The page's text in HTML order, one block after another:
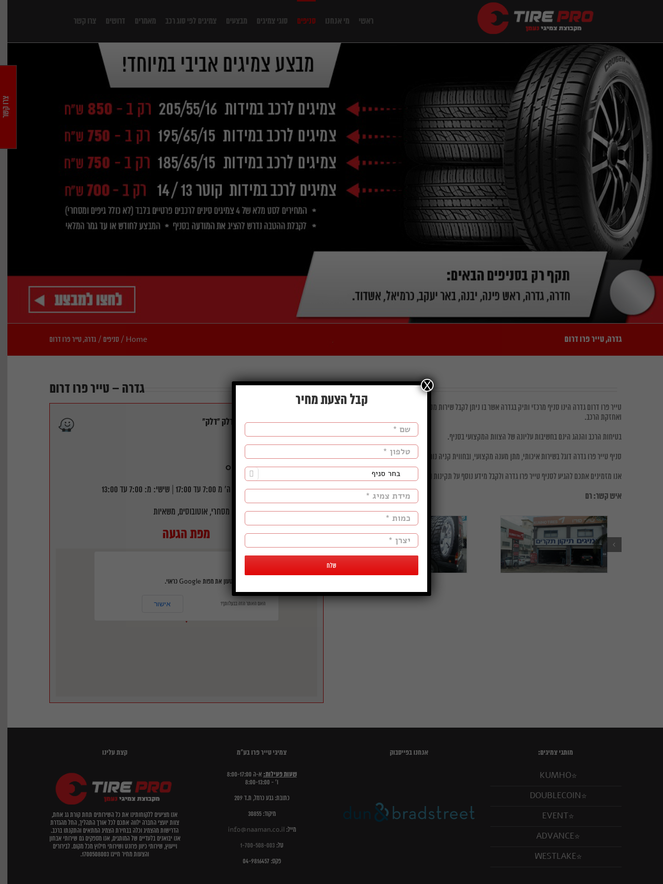
ראשי מי אנחנו סניפים סוגי צמיגים מבצעים צמיגים לפי סוג רכב מאמרים דרושים צרו קשר
גדרה, טייר פרו דרום Home
/ סניפים / גדרה, טייר פרו דרום
גדרה – טייר פרו דרום
טייר פרו דרום גדרה הינו סניף מרכזי ותיק בגדרה אשר בו ניתן לקבל שירות מקצועי ואמין בתחום הצמיגים
ואחזקת הרכב.
בטיחות הרכב והנהג הינם בחשיבות עליונה של הצוות המקצועי בסניף.
סניף טייר פרו גדרה דוגל בשירות איכותי, מתן מענה מקצועי, ובחווית קניה נוחה ואדיבה ללקוחותיו.
אנו מזמינים אתכם להגיע לסניף טייר פרו גדרה ולקבל מידע נוסף על תקינות ואחזקת הצמיגים ברכבכם.
איש קשר: רם
צומת גדרה בתחנת הדלק"דלק"
טלפון: 08-8680190
פקס:08-8680191
שעות פעילות:א' עד ה' מ 7:00 עד 17:00 | שישי: מ: 7:00 עד 13:00
תחומי פעילות:פרטי, מסחרי, אוטובוסים, משאיות
מפת הגעה
‏דף זה לא יכול לטעון את מפות Google כראוי.
האם האתר הזה בבעלותך? אישור
מותגי צמיגים:
KUMHO
DOUBLECOIN
EVENT
ADVANCE
WESTLAKE
אנחנו בפייסבוק צמיגי טייר פרו בע"מ
שעות פעילות: א-ה 8:00-17:00
ו' - 8:00-13:00
כתובת: גבע כרמל, ת.ד 209
מיקוד: 30855
מייל: info@naaman.co.il
טל:1-700-508-003
פקס: 04-9816457
קצת עלינו
אנו מציעים ללקוחותינו את כל השירותים תחת קורת גג אחת,
צוות יועצי החברה ילווה אתכם לכל אורך התהליך, החל מהגדרת
הדרישות מהצמיג וכלה בבחירת הצמיג המתאים והתקנתו ברכב.
אנו יבואנים בלעדיים של המותגים, אנו מספקים גם שירותי אבחון
וייעוץ, שירותי כיוון פרונט ושירותי חילוץ מכל מקום. לבירורים
והצעות מחיר חייגו 1700508003.
צרו קשר
קבל הצעת מחיר

X